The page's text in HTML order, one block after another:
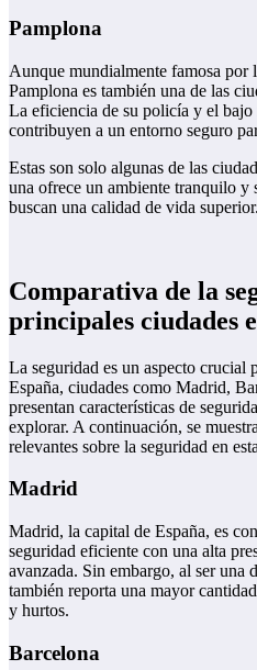
Pamplona
Aunque mundialmente famosa por
Pamplona es también una de las
La eficiencia de su policía y el
contribuyen a un entorno seguro
Estas son solo algunas de las
una ofrece un ambiente tranquilo y
buscan una calidad de vida superior.
Comparativa de la
principales ciudades
La seguridad es un aspecto crucial
España, ciudades como Madrid,
presentan características de
explorar. A continuación, se
relevantes sobre la seguridad en
Madrid
Madrid, la capital de España, es
seguridad eficiente con una alta
avanzada. Sin embargo, al ser una
también reporta una mayor
y hurtos.
Barcelona